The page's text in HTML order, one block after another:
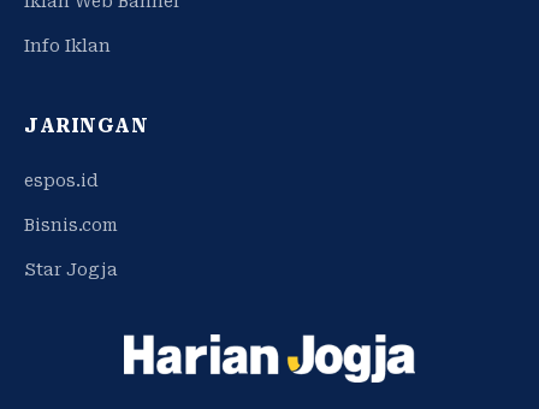
Info Iklan
JARINGAN
espos.id
Bisnis.com
Star Jogja